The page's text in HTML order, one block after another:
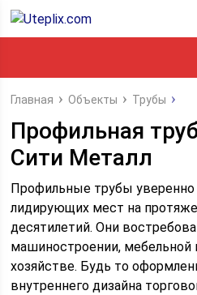
Главная Объекты Трубы
Профильная
Сити Металл
Профильные трубы
лидирующих мест на
десятилетий. Они
машиностроении, мебельной
хозяйстве. Будь то
внутреннего дизайна